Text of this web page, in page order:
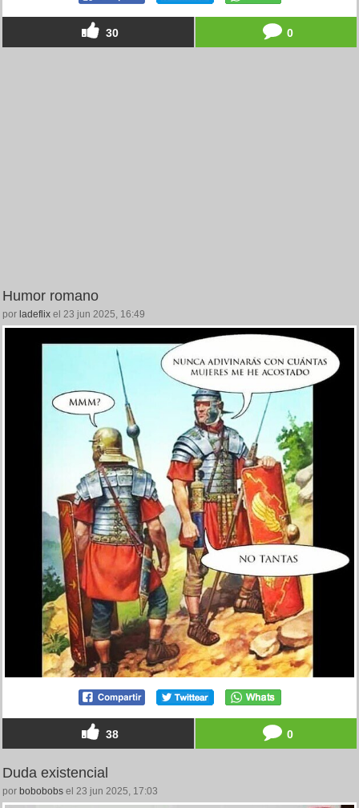
30 0
Humor romano
por ladeflix el 23 jun 2025, 16:49
38 0
Duda existencial
por bobobobs el 23 jun 2025, 17:03